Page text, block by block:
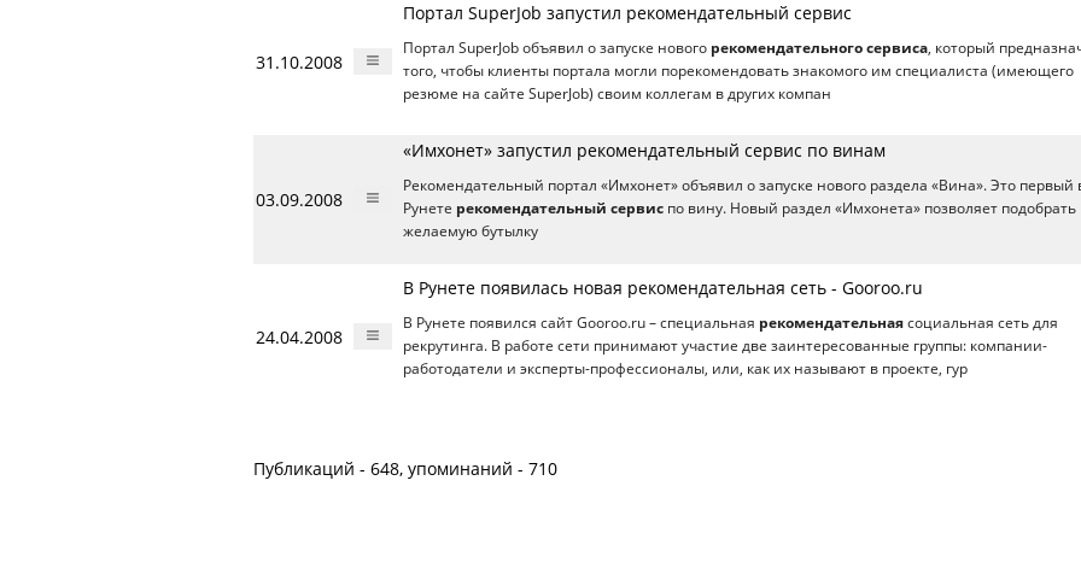
31.10.2008
Портал SuperJob запустил рекомендательный сервис
Портал SuperJob объявил о запуске нового рекомендательного сервиса, который
того, чтобы клиенты портала могли порекомендовать знакомого им специалиста (имеющего
резюме на сайте SuperJob) своим коллегам в других компан
03.09.2008
«Имхонет» запустил рекомендательный сервис по винам
Рекомендательный портал «Имхонет» объявил о запуске нового раздела «Вина». Это первый
Рунете рекомендательный сервис по вину. Новый раздел «Имхонета» позволяет подобрать
желаемую бутылку
24.04.2008
В Рунете появилась новая рекомендательная сеть - Gooroo.ru
В Рунете появился сайт Gooroo.ru – специальная рекомендательная социальная сеть для
рекрутинга. В работе сети принимают участие две заинтересованные группы: компании-
работодатели и эксперты-профессионалы, или, как их называют в проекте, гур
Публикаций - 648, упоминаний - 710